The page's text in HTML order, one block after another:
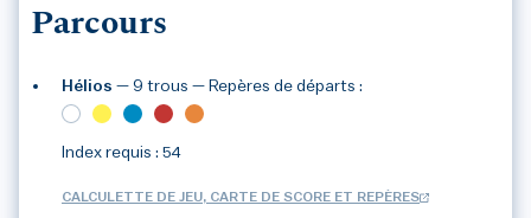
Parcours
Hélios — 9 trous — Repères de départs :
Index requis : 54
CALCULETTE DE JEU, CARTE DE SCORE ET REPÈRES